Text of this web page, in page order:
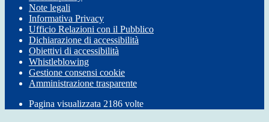
Note legali
Informativa Privacy
Ufficio Relazioni con il Pubblico
Dichiarazione di accessibilità
Obiettivi di accessibilità
Whistleblowing
Gestione consensi cookie
Amministrazione trasparente
Pagina visualizzata 2186 volte